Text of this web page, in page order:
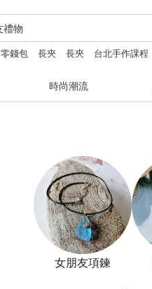
零錢包 長夾 長夾 台北手作課程
時尚潮流
女朋友項鍊